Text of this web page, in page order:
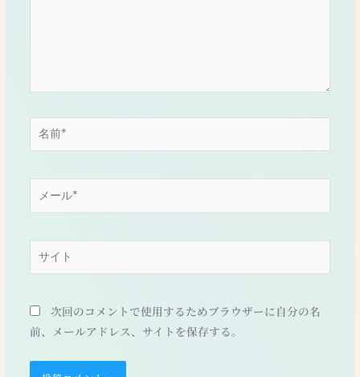
次回のコメントで使用するためブラウザーに自分の名
前、メールアドレス、サイトを保存する。